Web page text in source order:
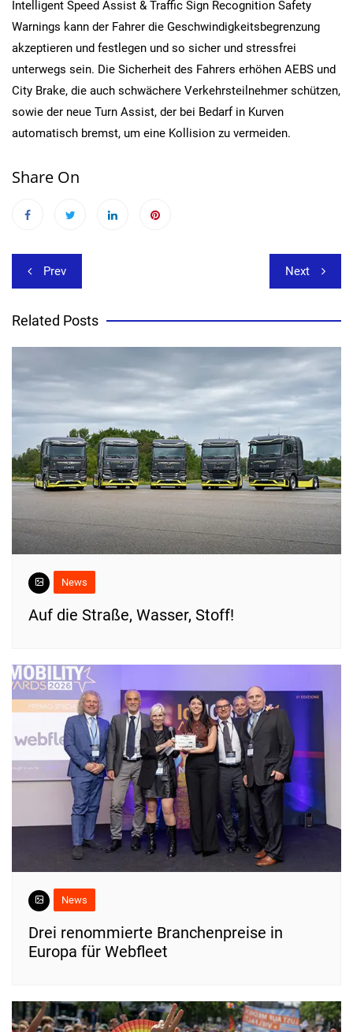
Intelligent Speed Assist & Traffic Sign Recognition Safety
Warnings kann der Fahrer die Geschwindigkeitsbegrenzung
akzeptieren und festlegen und so sicher und stressfrei
unterwegs sein. Die Sicherheit des Fahrers erhöhen AEBS und
City Brake, die auch schwächere Verkehrsteilnehmer schützen,
sowie der neue Turn Assist, der bei Bedarf in Kurven
automatisch bremst, um eine Kollision zu vermeiden.
Share On
Beitragsnavigation
Prev Next
Related Posts
News
​Auf die Straße, Wasser, Stoff!
News
Drei renommierte Branchenpreise in
Europa für Webfleet